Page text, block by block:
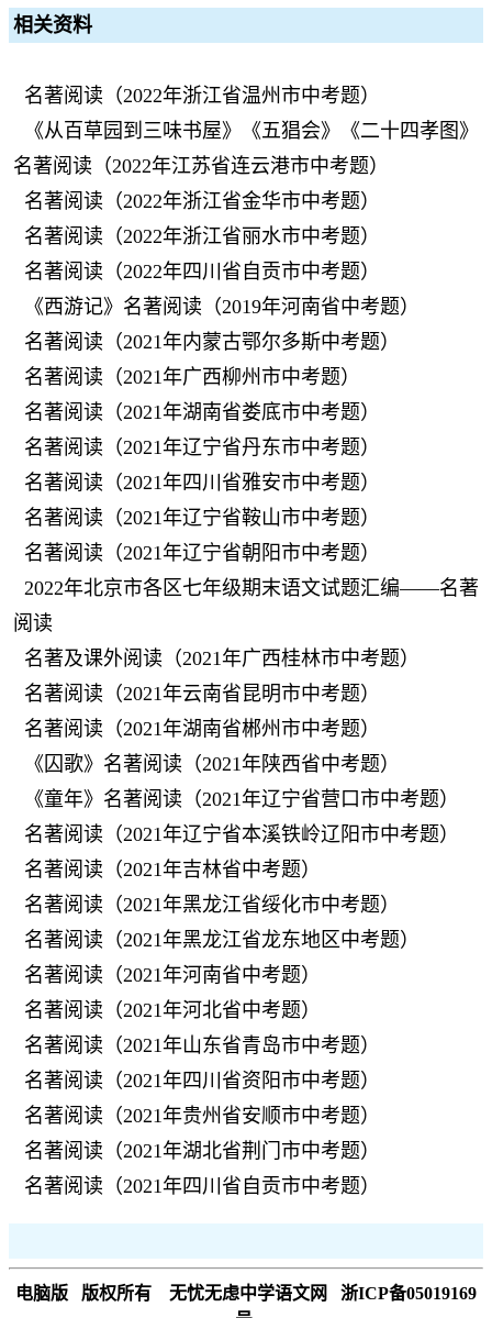
相关资料
名著阅读（2022年浙江省温州市中考题）
《从百草园到三味书屋》《五猖会》《二十四孝图》
名著阅读（2022年江苏省连云港市中考题）
名著阅读（2022年浙江省金华市中考题）
名著阅读（2022年浙江省丽水市中考题）
名著阅读（2022年四川省自贡市中考题）
《西游记》名著阅读（2019年河南省中考题）
名著阅读（2021年内蒙古鄂尔多斯中考题）
名著阅读（2021年广西柳州市中考题）
名著阅读（2021年湖南省娄底市中考题）
名著阅读（2021年辽宁省丹东市中考题）
名著阅读（2021年四川省雅安市中考题）
名著阅读（2021年辽宁省鞍山市中考题）
名著阅读（2021年辽宁省朝阳市中考题）
2022年北京市各区七年级期末语文试题汇编——名著
阅读
名著及课外阅读（2021年广西桂林市中考题）
名著阅读（2021年云南省昆明市中考题）
名著阅读（2021年湖南省郴州市中考题）
《囚歌》名著阅读（2021年陕西省中考题）
《童年》名著阅读（2021年辽宁省营口市中考题）
名著阅读（2021年辽宁省本溪铁岭辽阳市中考题）
名著阅读（2021年吉林省中考题）
名著阅读（2021年黑龙江省绥化市中考题）
名著阅读（2021年黑龙江省龙东地区中考题）
名著阅读（2021年河南省中考题）
名著阅读（2021年河北省中考题）
名著阅读（2021年山东省青岛市中考题）
名著阅读（2021年四川省资阳市中考题）
名著阅读（2021年贵州省安顺市中考题）
名著阅读（2021年湖北省荆门市中考题）
名著阅读（2021年四川省自贡市中考题）
电脑版 版权所有 无忧无虑中学语文网 浙ICP备05019169